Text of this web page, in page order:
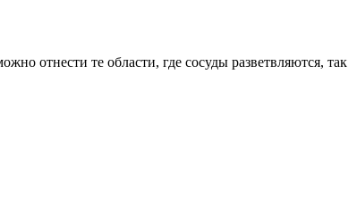
отнести те области, где сосуды разветвляются, так